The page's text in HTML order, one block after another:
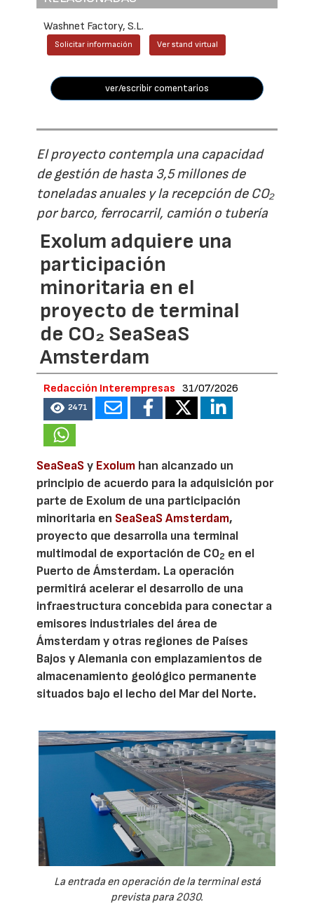
Washnet Factory, S.L.
Solicitar información Ver stand virtual
ver/escribir comentarios
El proyecto contempla una capacidad
de gestión de hasta 3,5 millones de
toneladas anuales y la recepción de CO₂
por barco, ferrocarril, camión o tubería
Exolum adquiere una
participación
minoritaria en el
proyecto de terminal
de CO₂ SeaSeaS
Amsterdam
Redacción Interempresas 31/07/2026
2471
SeaSeaSy Exolum han alcanzado un
principio de acuerdo para la adquisición por
parte de Exolum de una participación
minoritaria en SeaSeaS Amsterdam,
proyecto que desarrolla una terminal
multimodal de exportación de CO2 en el
Puerto de Ámsterdam. La operación
permitirá acelerar el desarrollo de una
infraestructura concebida para conectar a
emisores industriales del área de
Ámsterdam y otras regiones de Países
Bajos y Alemania con emplazamientos de
almacenamiento geológico permanente
situados bajo el lecho del Mar del Norte.
La entrada en operación de la terminal está
prevista para 2030.